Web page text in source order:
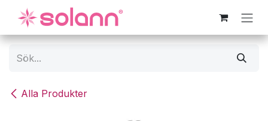
Hoppa till innehåll
Alla Produkter